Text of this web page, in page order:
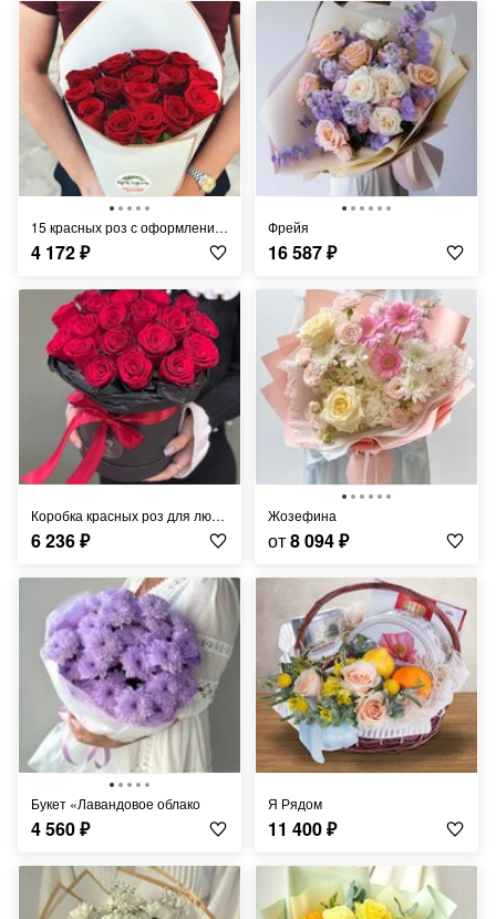
15 красных роз с оформлением
4 172₽
фрейя
16 587₽
Коробка красных роз для любимой
6 236₽
Жозефина
от8 094₽
Букет «Лавандовое облако
4 560₽
Я Рядом
11 400₽